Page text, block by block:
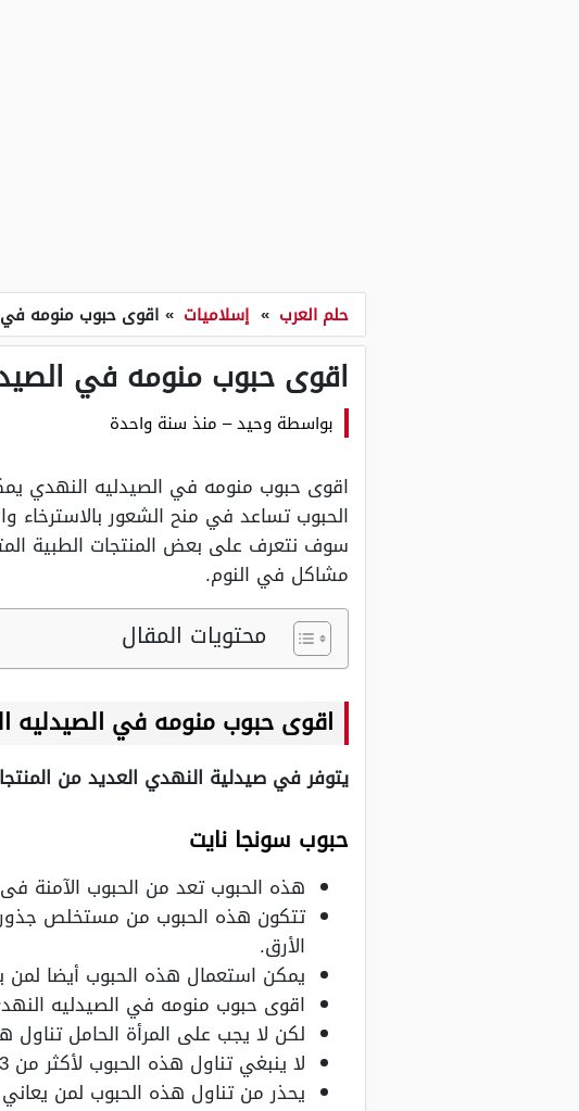
حلم العرب » إسلاميات » اقوى حبوب منومه في
اقوى حبوب منومه في
بواسطة وحيد– منذ سنة واحدة
اقوى حبوب منومه في الصيدليه النهدي
الحبوب تساعد في منح الشعور بالاسترخاء
سوف نتعرف على بعض المنتجات الطبية
مشاكل في النوم.
محتويات المقال
اقوى حبوب منومه في الصيدليه
يتوفر في صيدلية النهدي العديد من
حبوب سونجا نايت
هذه الحبوب تعد من الحبوب الآمنة
تتكون هذه الحبوب من مستخلص
الأرق.
يمكن استعمال هذه الحبوب أيضا
اقوى حبوب منومه في الصيدليه
لكن لا يجب على المرأة الحامل
لا ينبغي تناول هذه الحبوب لأكثر من 3 أسابيع.
يحذر من تناول هذه الحبوب لمن